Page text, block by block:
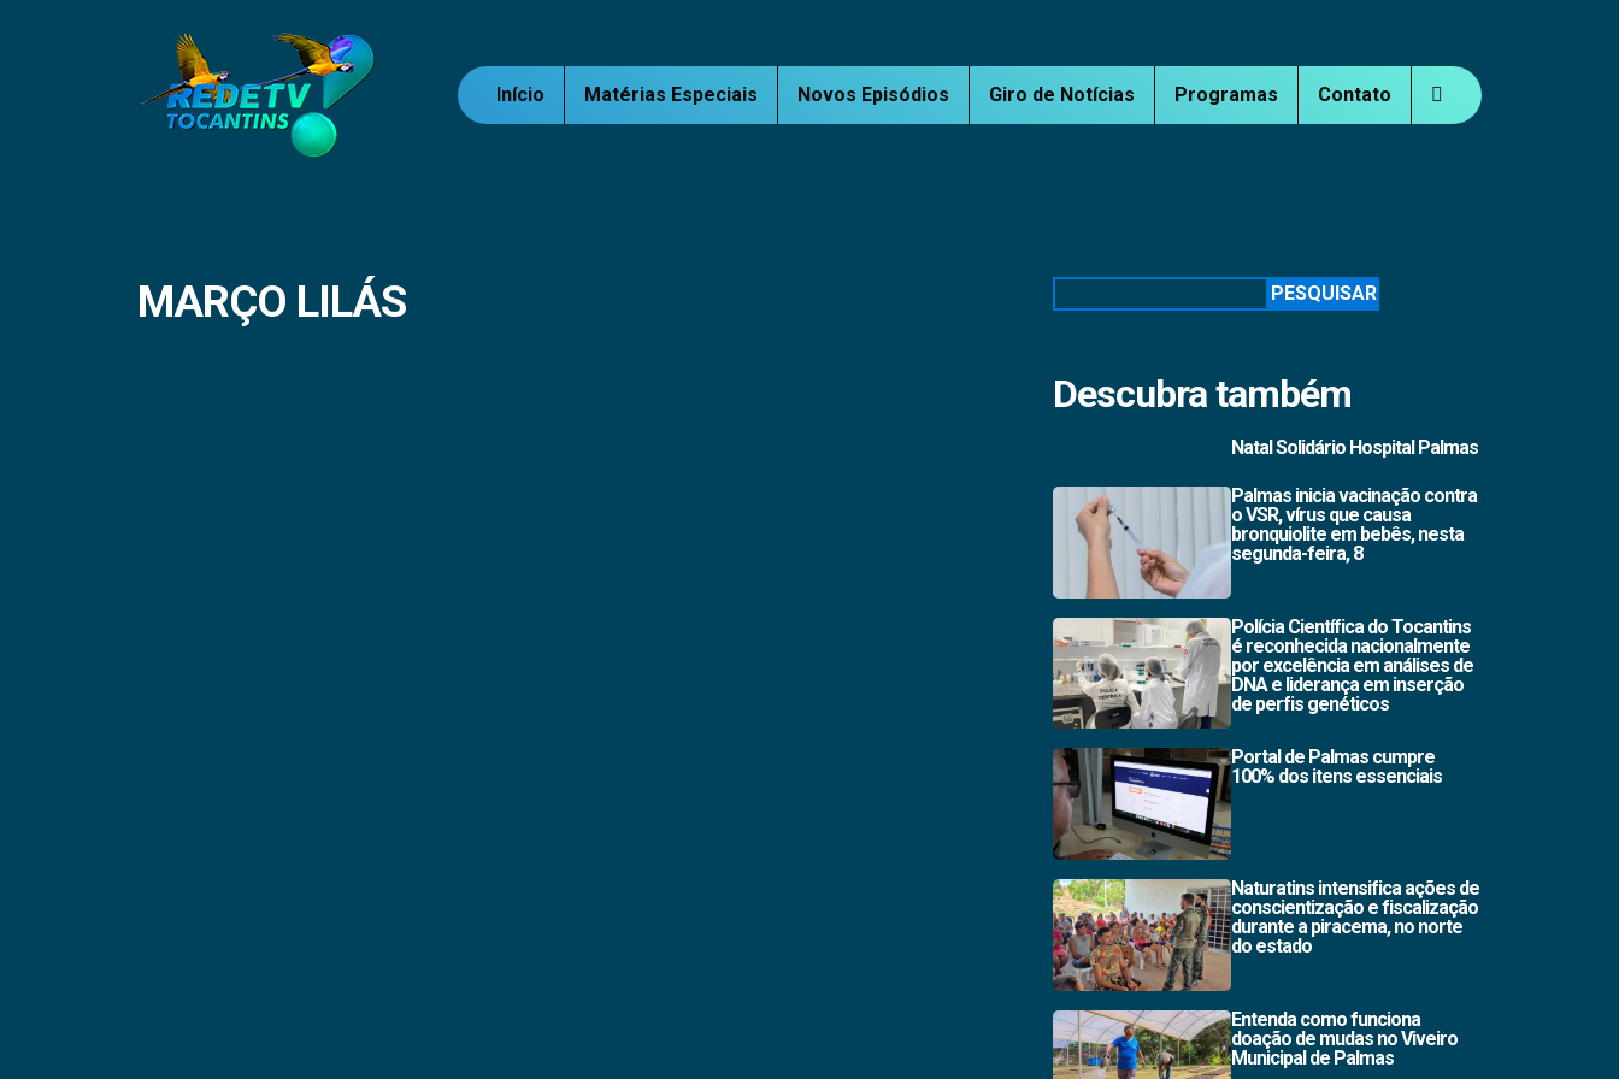
Início Matérias Especiais Novos Episódios Giro de Notícias Programas Contato
MARÇO LILÁS PESQUISAR
Descubra também
Natal Solidário Hospital Palmas
Palmas inicia vacinação contra
o VSR, vírus que causa
bronquiolite em bebês, nesta
segunda-feira, 8
Polícia Científica do Tocantins
é reconhecida nacionalmente
por excelência em análises de
DNA e liderança em inserção
de perfis genéticos
Portal de Palmas cumpre
100% dos itens essenciais
Naturatins intensifica ações de
conscientização e fiscalização
durante a piracema, no norte
do estado
Entenda como funciona
doação de mudas no Viveiro
Municipal de Palmas